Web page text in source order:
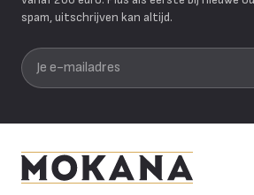
spam, uitschrijven kan altijd.
Je e-mailadres